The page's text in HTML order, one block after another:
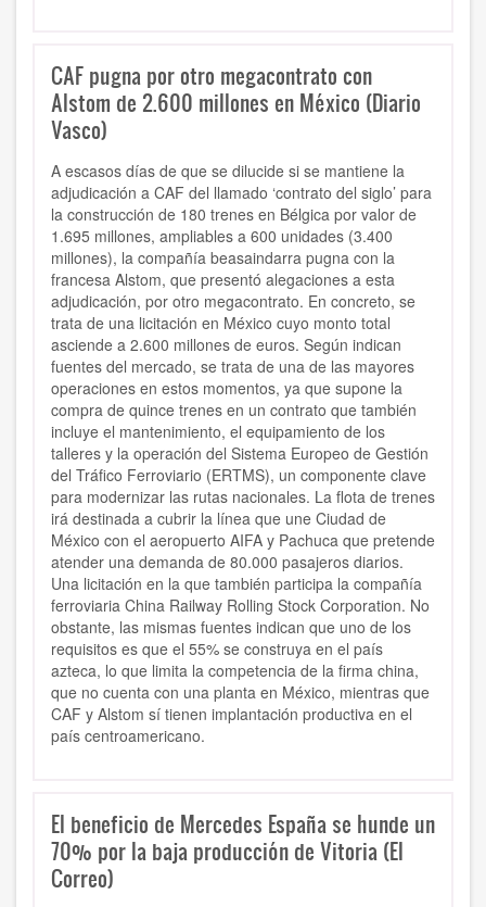
CAF pugna por otro megacontrato con
Alstom de 2.600 millones en México (Diario
Vasco)
A escasos días de que se dilucide si se mantiene la
adjudicación a CAF del llamado ‘contrato del siglo’ para
la construcción de 180 trenes en Bélgica por valor de
1.695 millones, ampliables a 600 unidades (3.400
millones), la compañía beasaindarra pugna con la
francesa Alstom, que presentó alegaciones a esta
adjudicación, por otro megacontrato. En concreto, se
trata de una licitación en México cuyo monto total
asciende a 2.600 millones de euros. Según indican
fuentes del mercado, se trata de una de las mayores
operaciones en estos momentos, ya que supone la
compra de quince trenes en un contrato que también
incluye el mantenimiento, el equipamiento de los
talleres y la operación del Sistema Europeo de Gestión
del Tráfico Ferroviario (ERTMS), un componente clave
para modernizar las rutas nacionales. La flota de trenes
irá destinada a cubrir la línea que une Ciudad de
México con el aeropuerto AIFA y Pachuca que pretende
atender una demanda de 80.000 pasajeros diarios.
Una licitación en la que también participa la compañía
ferroviaria China Railway Rolling Stock Corporation. No
obstante, las mismas fuentes indican que uno de los
requisitos es que el 55% se construya en el país
azteca, lo que limita la competencia de la firma china,
que no cuenta con una planta en México, mientras que
CAF y Alstom sí tienen implantación productiva en el
país centroamericano.
El beneficio de Mercedes España se hunde un
70% por la baja producción de Vitoria (El
Correo)